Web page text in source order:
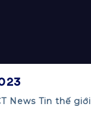
News Tin thế giới